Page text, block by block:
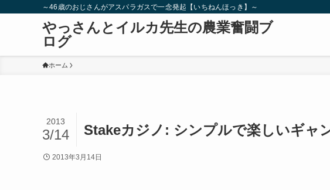
～46歳のおじさんがアスパラガスで一念発起【いちねんほっき】～
やっさんとイルカ先生の農業奮闘ブ
ログ
ホーム
Stakeカジノ: シンプルで楽しいギャ
2013
3/14
2013年3月14日